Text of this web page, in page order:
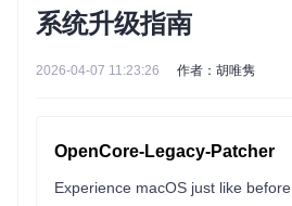
系统升级指南
2026-04-07 11:23:26 作者：胡唯隽
OpenCore-Legacy-Patcher
Experience macOS just like before